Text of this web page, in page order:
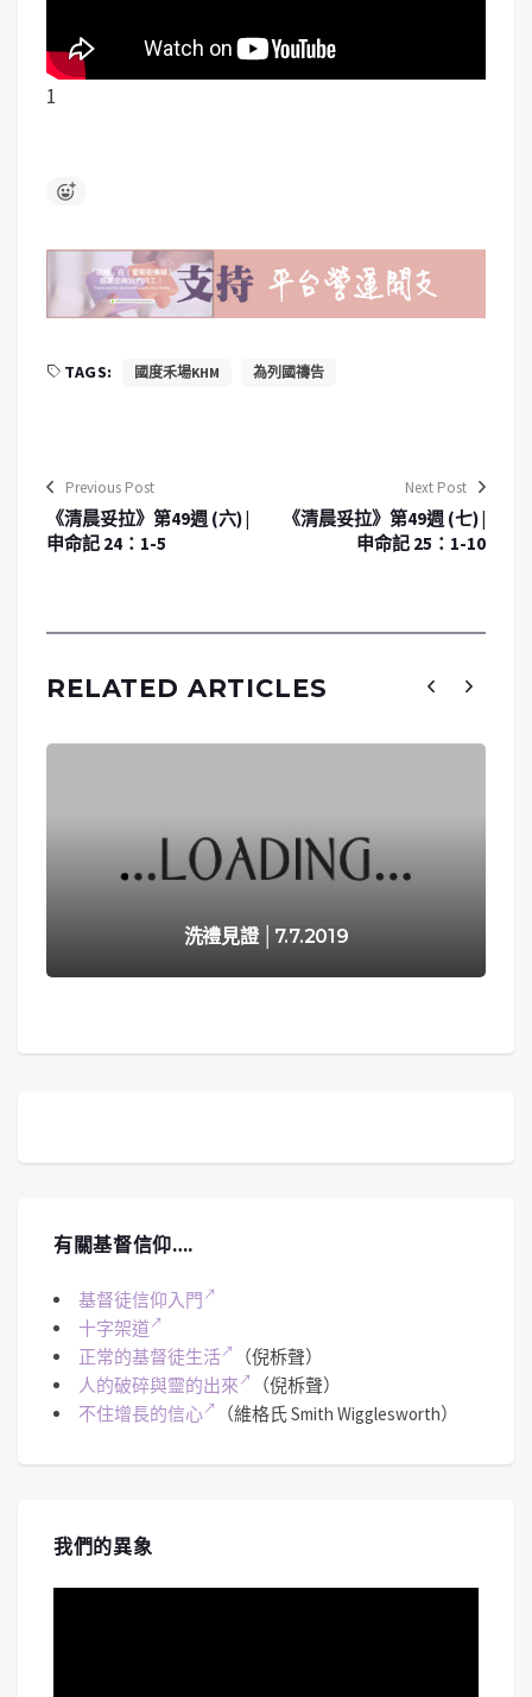
1
TAGS: 國度禾場KHM 為列國禱告
Previous Post
《清晨妥拉》第49週 (六) |
申命記 24：1-5
Next Post
《清晨妥拉》第49週 (七) |
申命記 25：1-10
RELATED ARTICLES
洗禮見證 │7.7.2019
有關基督信仰….
基督徒信仰入門
十字架道
正常的基督徒生活
（倪柝聲）
人的破碎與靈的出來
（倪柝聲）
不住增長的信心
（維格氏 Smith Wigglesworth）
我們的異象